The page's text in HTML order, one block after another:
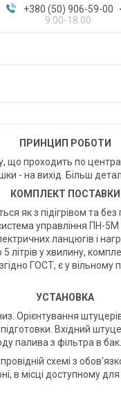
+380 (50) 906-59-00
9.00-18.00
ПРИНЦИП РОБОТИ
проходить по
- на вихід. Більш
КОМПЛЕКТ ПОСТАВКИ
як з підігрівом та
управління ПН-
ланцюгів і
літрів у хвилину,
ГОСТ, є у
УСТАНОВКА
Орієнтування
Вхідний
палива з фільтра в бак.
схемі з
в місці доступному